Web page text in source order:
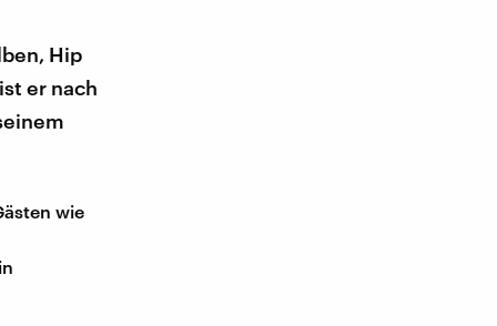
Hip
er nach
wie